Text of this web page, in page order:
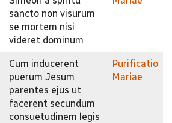
sancto non visurum
se mortem nisi
videret dominum
Cum inducerent
puerum Jesum
parentes ejus ut
facerent secundum
consuetudinem legis
Purificatio
Mariae